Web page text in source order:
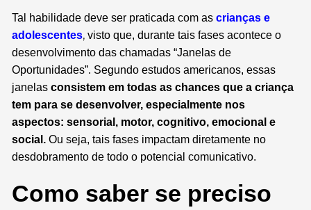
Tal habilidade deve ser praticada com as crianças e
adolescentes,visto que, durante tais fases acontece o
desenvolvimento das chamadas “Janelas de
Oportunidades”. Segundo estudos americanos, essas
janelasconsistem em todas as chances que a criança
tem para se desenvolver, especialmente nos
aspectos: sensorial, motor, cognitivo, emocional e
social. Ou seja, tais fases impactam diretamente no
desdobramento de todo o potencial comunicativo.
Como saber se preciso